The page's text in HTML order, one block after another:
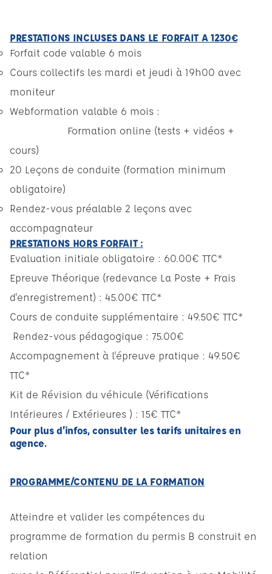
PRESTATIONS INCLUSES DANS LE FORFAIT A 1230€
Forfait code valable 6 mois
Cours collectifs les mardi et jeudi à 19h00 avec
moniteur
Webformation valable 6 mois :
Formation online (tests + vidéos +
cours)
20 Leçons de conduite (formation minimum
obligatoire)
Rendez-vous préalable 2 leçons avec
accompagnateur
PRESTATIONS HORS FORFAIT :
Evaluation initiale obligatoire : 60.00€ TTC*
Epreuve Théorique (redevance La Poste + Frais
d'enregistrement) : 45.00€ TTC*
Cours de conduite supplémentaire : 49.50€ TTC*
Rendez-vous pédagogique : 75.00€
Accompagnement à l'épreuve pratique : 49.50€
TTC*
Kit de Révision du véhicule (Vérifications
Intérieures / Extérieures ) : 15€ TTC*
Pour plus d’infos, consulter les tarifs unitaires en
agence.
PROGRAMME/CONTENU DE LA FORMATION
Atteindre et valider les compétences du
programme de formation du permis B construit en
relation